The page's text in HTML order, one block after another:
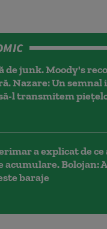
de junk. Moody's
Nazare: Un
l transmitem
a explicat de ce
acumulare. Bolojan:
baraje